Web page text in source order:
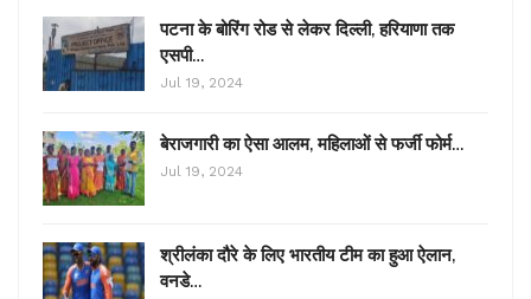
उन्होंने टीवी पर एक इंटरव्यू भी दिया था। कल से जनता आपका
फैसला सुनाएगी। तैयार रहो, जहां से आप खड़े होंगे, मैं वहां छात्रों
को ले जाऊंगी। आपने हजारों छात्रों की नौकरी खा ली है।
पटना के बोरिंग रोड से लेकर दिल्ली, हरियाणा तक
एसपी…
Jul 19, 2024
बेराजगारी का ऐसा आलम, महिलाओं से फर्जी फोर्म…
Jul 19, 2024
श्रीलंका दौरे के लिए भारतीय टीम का हुआ ऐलान,
वनडे…